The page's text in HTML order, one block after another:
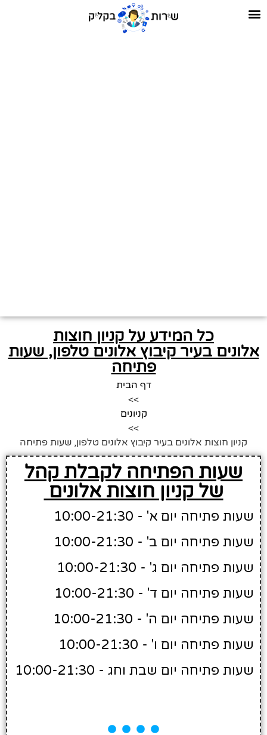
כל המידע על קניון חוצות
אלונים בעיר קיבוץ אלונים טלפון, שעות
פתיחה
דף הבית
>>
קניונים
>>
קניון חוצות אלונים בעיר קיבוץ אלונים טלפון, שעות פתיחה
שעות הפתיחה לקבלת קהל
של קניון חוצות אלונים
שעות פתיחה יום א' - 10:00-21:30
שעות פתיחה יום ב' - 10:00-21:30
שעות פתיחה יום ג' - 10:00-21:30
שעות פתיחה יום ד' - 10:00-21:30
שעות פתיחה יום ה' - 10:00-21:30
שעות פתיחה יום ו' - 10:00-21:30
שעות פתיחה יום שבת וחג - 10:00-21:30